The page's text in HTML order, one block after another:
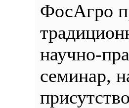
ФосАгро
научно-
семинар,